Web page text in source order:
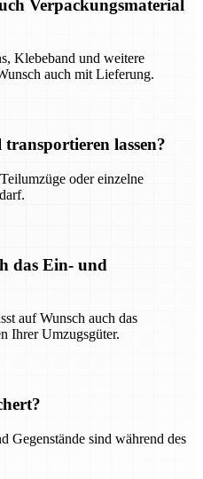
Verpackungsmaterial
Klebeband und weitere
auch mit Lieferung.
lassen?
oder einzelne
das Ein- und
auf Wunsch auch das
Ihrer Umzugsgüter.
Gegenstände sind während des